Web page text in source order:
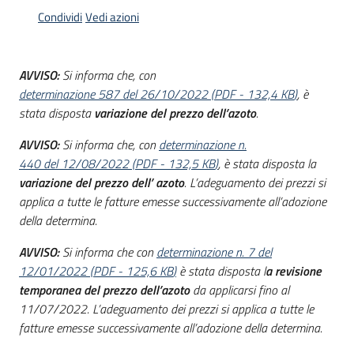
su
CondividiVedi azioni
AVVISO: Si informa che, con
determinazione 587 del 26/10/2022(PDF- 132,4 KB), è
stata dispostavariazione del prezzo dell’azoto.
AVVISO:Si informa che, con determinazione n.
440 del 12/08/2022(PDF- 132,5 KB), è stata disposta la
variazione del prezzo dell’ azoto. L’adeguamento dei prezzi si
applica a tutte le fatture emesse successivamente all’adozione
della determina.
AVVISO:Si informa che con determinazione n. 7 del
12/01/2022(PDF- 125,6 KB)è stata disposta la revisione
temporanea del prezzo dell’azotoda applicarsi fino al
11/07/2022. L’adeguamento dei prezzi si applica a tutte le
fatture emesse successivamente all’adozione della determina.